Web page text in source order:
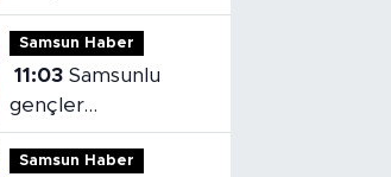
daha!
Samsun Haber
11:03 Samsunlu
gençler
TEKNOFEST
Şanlıurfa finalinde
Samsun Haber